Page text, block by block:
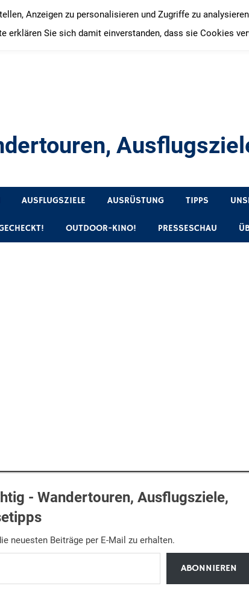
AUSFLUGSZIELE AUSRÜSTUNG TIPPS
OUTDOOR-KINO! PRESSESCHAU
- Wandertouren, Ausflugsziele,
neuesten Beiträge per E-Mail zu erhalten.
ABONNIEREN
Anzeigen zu personalisieren und Zugriffe zu
erklären Sie sich damit einverstanden, dass sie Cookies